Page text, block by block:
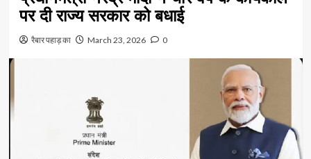
पर दी राज्य सरकार को बधाई
रैबार पहाड़ का March 23, 2026 0